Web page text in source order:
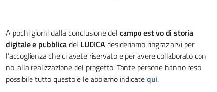
A pochi giorni dalla conclusione del campo estivo di storia
digitale e pubblicadel LUDICAdesideriamo ringraziarvi per
l’accoglienza che ci avete riservato e per avere collaborato con
noi alla realizzazione del progetto. Tante persone hanno reso
possibile tutto questo e le abbiamo indicatequi.